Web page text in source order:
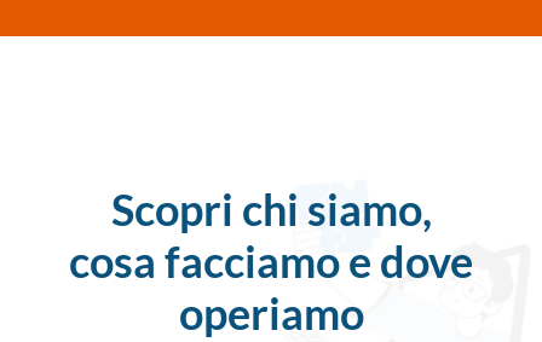
Scopri chi siamo,
cosa facciamo e dove
operiamo